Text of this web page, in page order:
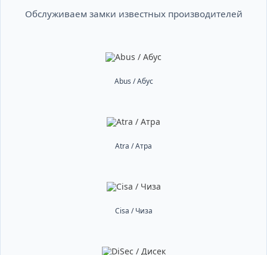
Обслуживаем замки известных производителей
Abus / Абус
Atra / Атра
Cisa / Чиза